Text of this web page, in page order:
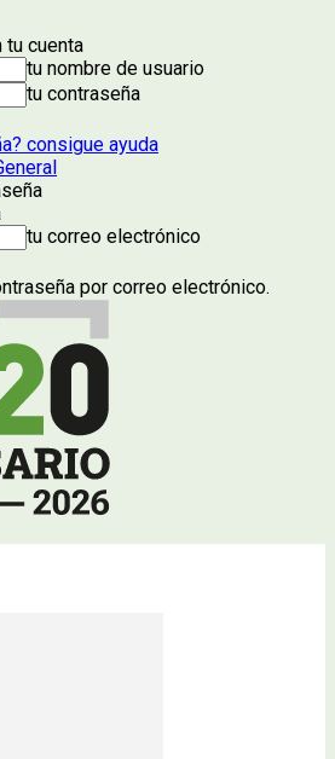
tu cuenta
tu nombre de usuario
tu contraseña
consigue ayuda
tu correo electrónico
por correo electrónico.